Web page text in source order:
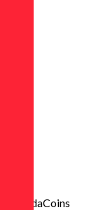
AgendaCoins